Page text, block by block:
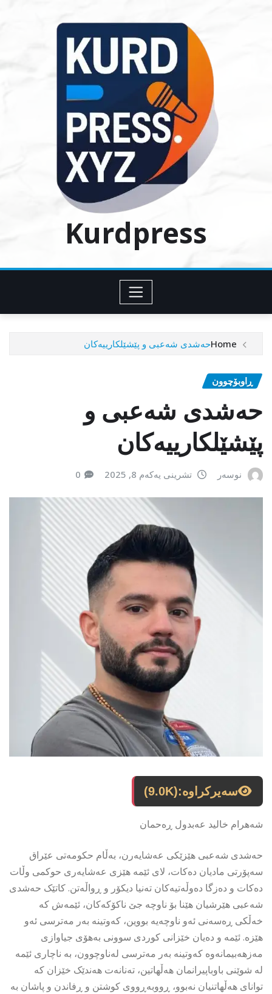
Kurdpress
Homeحەشدی شەعبی و پێشێلکارییەکان
ڕاوبۆچوون
حەشدی شەعبی و
پێشێلکارییەکان
نوسەر تشرینی یەکەم 8, 2025 0
سەیرکراوە:(9.0K)
شەهرام خالید عەبدول ڕەحمان
حەشدی شەعبی هێزێکی عەشایەرن، بەڵام حکومەتی عێراق
سەپۆرتی مادیان دەکات، لای ئێمە هێزی عەشایەری حوکمی وڵات
دەکات و دەزگا دەوڵەتیەکان تەنیا دیکۆر و ڕواڵەتن. کاتێک حەشدی
شەعبی هێرشیان هێنا بۆ ناوچە جێ ناکۆکەکان، ئێمەش کە
خەڵکی ڕەسەنی ئەو ناوچەیە بووین، کەوتینە بەر مەترسی ئەو
هێزە. ئێمە و دەیان خێزانی کوردی سوونی بەهۆی جیاوازی
مەزهەبیمانەوە کەوتینە بەر مەترسی لەناوچوون، بە ناچاری ئێمە
لە شوێنی باوباپیرانمان هەڵهاتین، تەنانەت هەندێک خێزان کە
توانای هەڵهاتنیان نەبوو، ڕووبەڕووی کوشتن و ڕفاندن و پاشان بە